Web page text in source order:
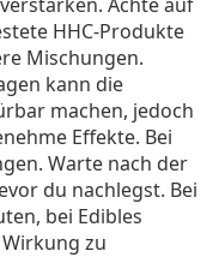
HHC-Produkte
Mischungen.
kann die
machen, jedoch
Effekte. Bei
Warte nach der
du nachlegst. Bei
bei Edibles
zu